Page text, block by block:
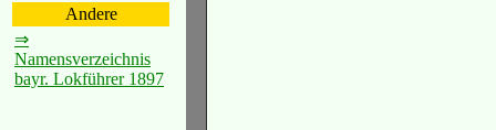
Andere
⇒
Namensverzeichnis
bayr. Lokführer 1897